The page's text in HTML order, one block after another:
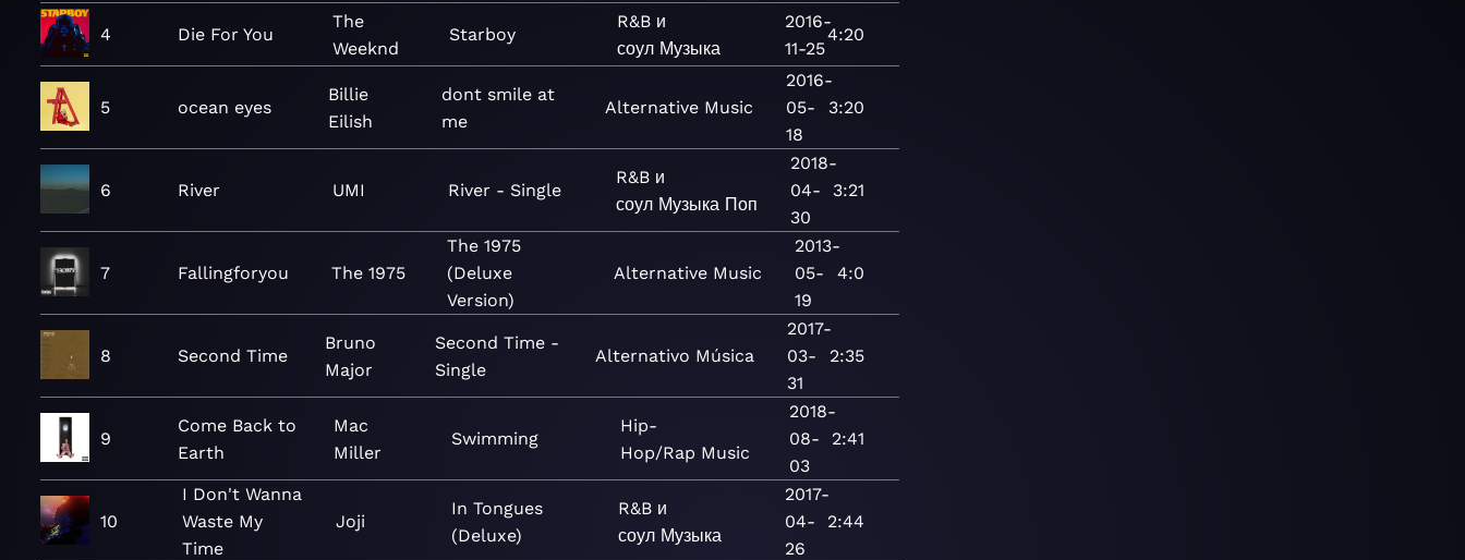
4 Die For You
The
Weeknd
Starboy
R&B и
соул Музыка
2016-
11-25
4:20
5 ocean eyes
Billie
Eilish
dont smile at
me
Alternative Music
2016-
05-
18
3:20
6 River UMI River - Single
R&B и
соул Музыка Поп
2018-
04-
30
3:21
7 Fallingforyou The 1975
The 1975
(Deluxe
Version)
Alternative Music
2013-
05-
19
4:0
8 Second Time
Bruno
Major
Second Time -
Single
Alternativo Música
2017-
03-
31
2:35
9
Come Back to
Earth
Mac
Miller
Swimming
Hip-
Hop/Rap Music
2018-
08-
03
2:41
10
I Don't Wanna
Waste My
Time
Joji
In Tongues
(Deluxe)
R&B и
соул Музыка
2017-
04-
26
2:44